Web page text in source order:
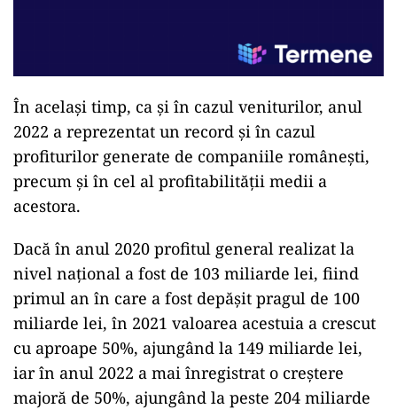
În același timp, ca și în cazul veniturilor, anul
2022 a reprezentat un record și în cazul
profiturilor generate de companiile românești,
precum și în cel al profitabilității medii a
acestora.
Dacă în anul 2020 profitul general realizat la
nivel național a fost de 103 miliarde lei, fiind
primul an în care a fost depășit pragul de 100
miliarde lei, în 2021 valoarea acestuia a crescut
cu aproape 50%, ajungând la 149 miliarde lei,
iar în anul 2022 a mai înregistrat o creștere
majoră de 50%, ajungând la peste 204 miliarde